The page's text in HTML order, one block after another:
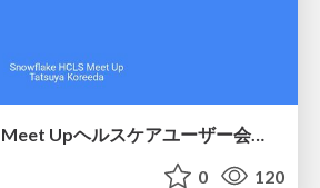
0 120